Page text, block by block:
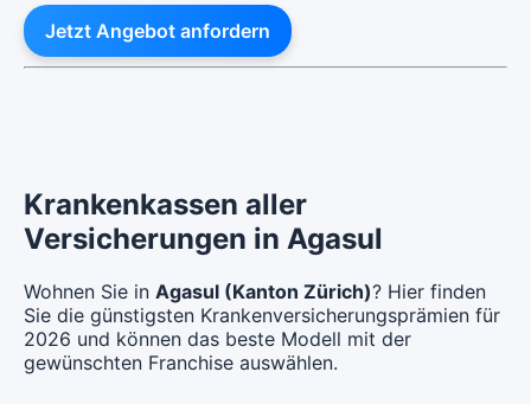
Jetzt Angebot anfordern
Krankenkassen aller
Versicherungen in Agasul
Wohnen Sie in Agasul (Kanton Zürich)? Hier finden
Sie die günstigsten Krankenversicherungsprämien für
2026 und können das beste Modell mit der
gewünschten Franchise auswählen.